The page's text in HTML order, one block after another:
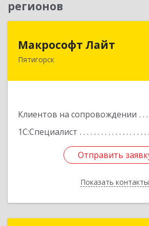
регионов
Макрософт Лайт
Пятигорск
Клиентов на сопровождении
1С:Специалист
Отправить
Показать контакты
357501, Ставропольский
Отправить
Назад